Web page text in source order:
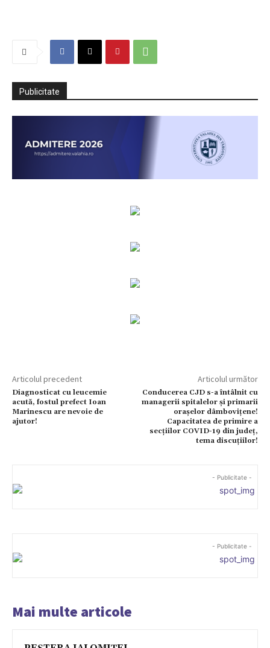
Publicitate
Articolul precedent
Diagnosticat cu leucemie
acută, fostul prefect Ioan
Marinescu are nevoie de
ajutor!
Articolul următor
Conducerea CJD s-a întâlnit cu
managerii spitalelor și primarii
orașelor dâmbovițene!
Capacitatea de primire a
secțiilor COVID-19 din județ,
tema discuțiilor!
- Publicitate -
- Publicitate -
Mai multe articole